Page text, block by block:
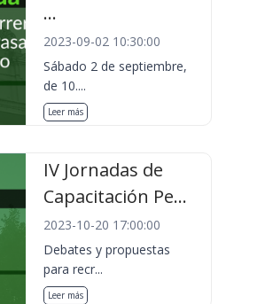
...
2023-09-02 10:30:00
Sábado 2 de septiembre,
de 10....
Leer más
IV Jornadas de
Capacitación Pe...
2023-10-20 17:00:00
Debates y propuestas
para recr...
Leer más